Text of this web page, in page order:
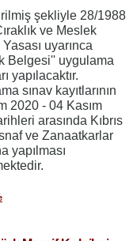
şekliyle 28/1988
ve Meslek
uyarınca
Belgesi'' uygulama
yapılacaktır.
sınav kayıtlarının
2020 - 04 Kasım
arasında Kıbrıs
ve Zanaatkarlar
yapılması